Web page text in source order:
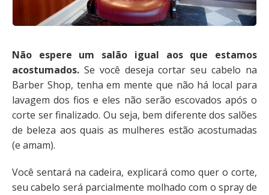
Não espere um salão igual aos que estamos
acostumados. Se você deseja cortar seu cabelo na
Barber Shop, tenha em mente que não há local para
lavagem dos fios e eles não serão escovados após o
corte ser finalizado. Ou seja, bem diferente dos salões
de beleza aos quais as mulheres estão acostumadas
(e amam).
Você sentará na cadeira, explicará como quer o corte,
seu cabelo será parcialmente molhado com o spray de